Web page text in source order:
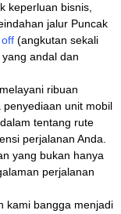
keperluan bisnis,
jalur Puncak
(angkutan sekali
andal dan
ribuan
unit mobil
tentang rute
perjalanan Anda.
yang bukan hanya
perjalanan
kami bangga menjadi